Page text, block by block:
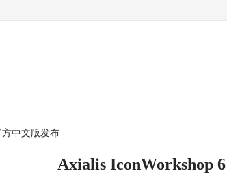
方中文版发布
Axialis IconWorkshop